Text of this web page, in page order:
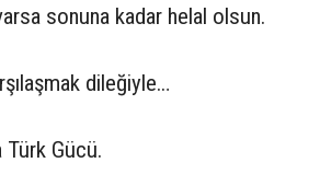
sonuna kadar helal olsun.
dileğiyle…
Gücü.